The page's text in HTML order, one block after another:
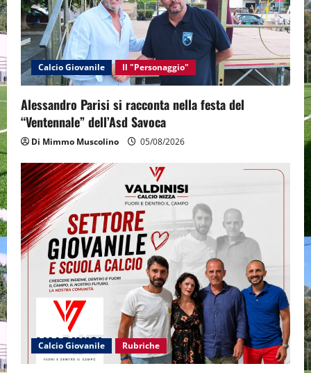
Calcio Giovanile Il "Personaggio"
Alessandro Parisi si racconta nella festa del
“Ventennale” dell’Asd Savoca
Di Mimmo Muscolino 05/08/2026
Calcio Giovanile Rubriche